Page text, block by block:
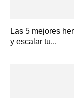
Las 5 mejores
y escalar tu...